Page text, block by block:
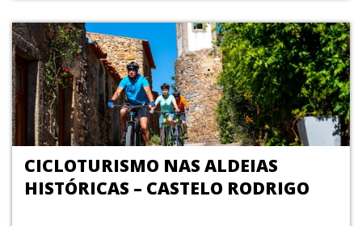
CICLOTURISMO NAS ALDEIAS
HISTÓRICAS – CASTELO RODRIGO